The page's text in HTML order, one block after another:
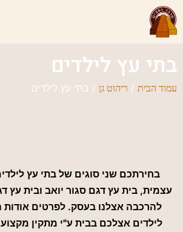
בתי עץ לילדים
עמוד הבית / ריהוט גן / בתי עץ לילדים
בחירתכם שני סוגים של בתי עץ
עצמית, בית עץ דגם סגור יואב ובית עץ
להרכבה אצלנו בעסק. לפרטים
לילדים אצלכם בבית ע"י מתקין